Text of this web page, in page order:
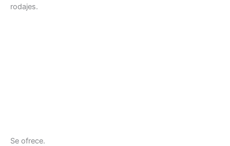
rodajes.
Se ofrece.